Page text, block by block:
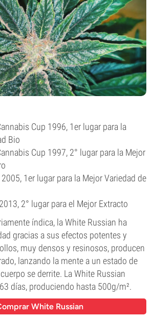
Cup 1996, 1er lugar para la
Bio
Cup 1997, 2° lugar para la Mejor
1er lugar para la Mejor Variedad de
2° lugar para el Mejor Extracto
índica, la White Russian ha
gracias a sus efectos potentes y
muy densos y resinosos, producen
lanzando la mente a un estado de
se derrite. La White Russian
días, produciendo hasta 500g/m².
White Russian